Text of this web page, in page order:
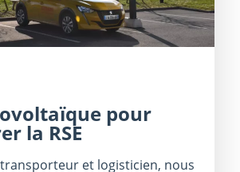
pour
la RSE
et logisticien, nous